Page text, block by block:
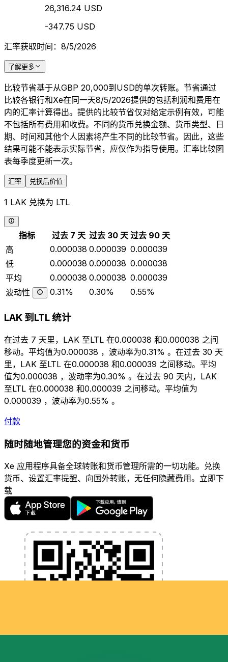
26,316.24 USD
-347.75 USD
汇率获取时间：8/5/2026
了解更多
比较节省基于从GBP 20,000到USD的单次转账。节省通过
比较各银行和Xe在同一天8/5/2026提供的包括利润和费用在
内的汇率计算得出。提供的比较节省仅对给定示例有效，可能
不包括所有费用和收费。不同的货币兑换金额、货币类型、日
期、时间和其他个人因素将产生不同的比较节省。因此，这些
结果可能不能表示实际节省，应仅作为指导使用。汇率比较图
表每季度更新一次。
汇率 兑换后价值
1 LAK 兑换为 LTL
指标 过去 7 天 过去 30 天 过去 90 天
高
0.000038 0.000039 0.000039
低
0.000038 0.000038 0.000038
平均
0.000038 0.000038 0.000039
波动性
0.31% 0.30% 0.55%
LAK 到LTL 统计
在过去 7 天里，LAK 至LTL 在0.000038 和0.000038 之间
移动。平均值为0.000038 ，波动率为0.31% 。在过去 30 天
里，LAK 至LTL 在0.000038 和0.000039 之间移动。平均
值为0.000038 ，波动率为0.30% 。在过去 90 天内，LAK
至LTL 在0.000038 和0.000039 之间移动。平均值为
0.000039 ，波动率为0.55% 。
付款
随时随地管理您的资金和货币
Xe 应用程序具备全球转账和货币管理所需的一切功能。兑换
货币、设置汇率提醒、向国外转账，无任何隐藏费用。立即下
载